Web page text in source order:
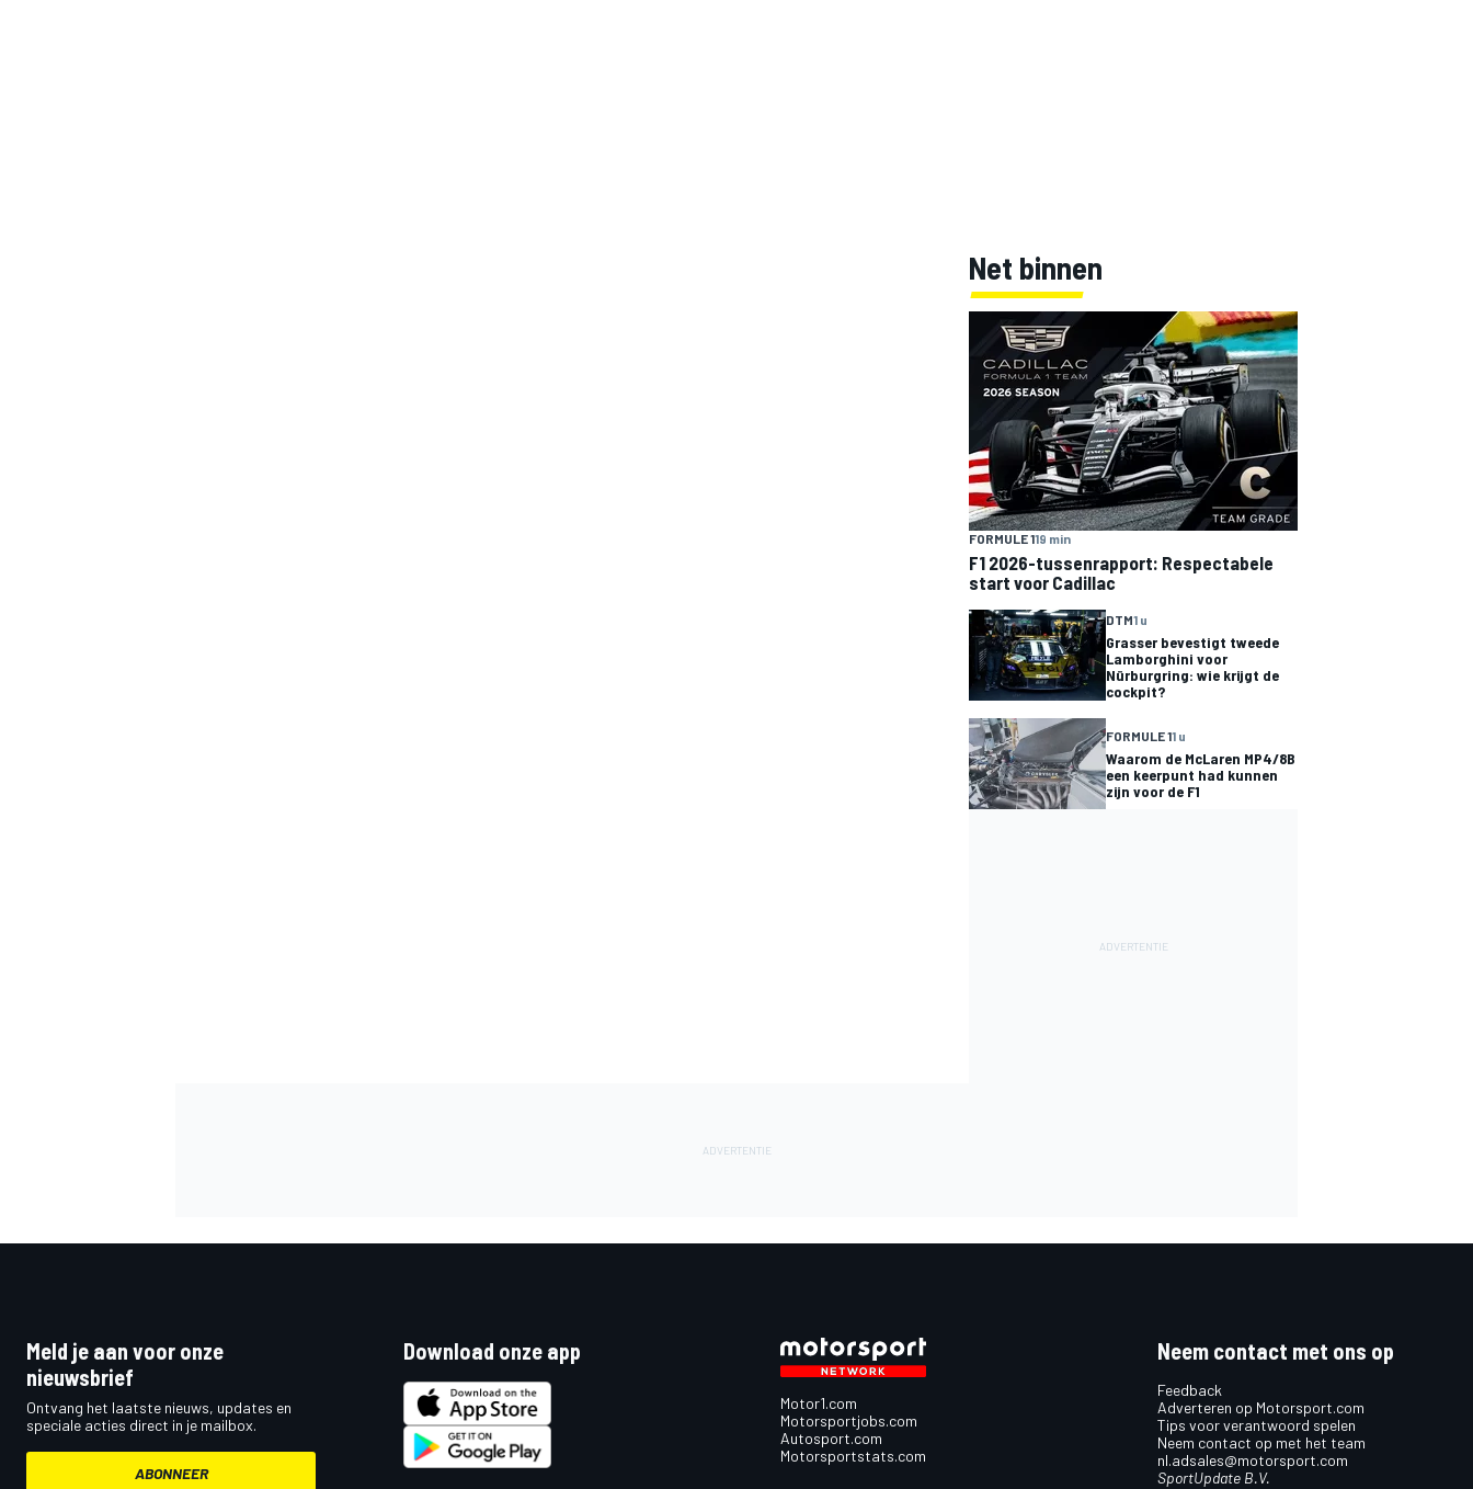
Net binnen
FORMULE 119 min
F1 2026-tussenrapport: Respectabele
start voor Cadillac
DTM1 u
Grasser bevestigt tweede
Lamborghini voor
Nürburgring: wie krijgt de
cockpit?
FORMULE 11 u
Waarom de McLaren MP4/8B
een keerpunt had kunnen
zijn voor de F1
Meld je aan voor onze
nieuwsbrief
Ontvang het laatste nieuws, updates en
speciale acties direct in je mailbox.
ABONNEER
Download onze app
Motor1.com
Motorsportjobs.com
Autosport.com
Motorsportstats.com
Neem contact met ons op
Feedback
Adverteren op Motorsport.com
Tips voor verantwoord spelen
Neem contact op met het team
nl.adsales@motorsport.com
SportUpdate B.V.